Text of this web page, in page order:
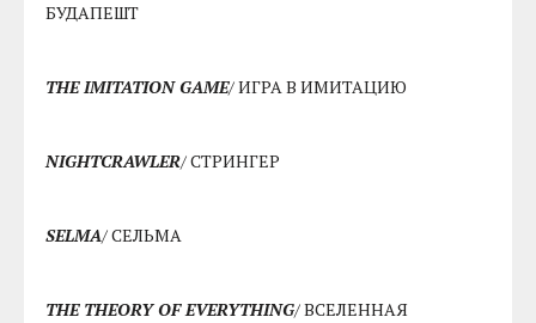
БУДАПЕШТ
THE IMITATION GAME/ ИГРА В ИМИТАЦИЮ
NIGHTCRAWLER/ СТРИНГЕР
SELMA/ СЕЛЬМА
THE THEORY OF EVERYTHING/ ВСЕЛЕННАЯ